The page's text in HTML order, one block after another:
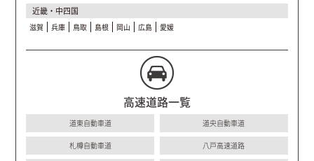
近畿・中四国
滋賀 兵庫 鳥取 島根 岡山 広島 愛媛
高速道路一覧
道東自動車道 道央自動車道
札樽自動車道 八戸高速道路